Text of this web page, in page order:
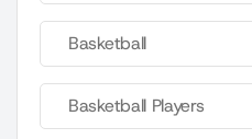
Basketball
Basketball Players